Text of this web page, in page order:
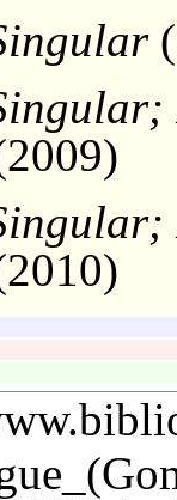
(
2009)
2010)